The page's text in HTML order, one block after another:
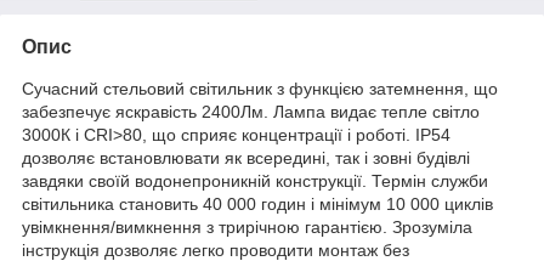
Опис
Сучасний стельовий світильник з функцією затемнення, що
забезпечує яскравість 2400Лм. Лампа видає тепле світло
3000К і CRI>80, що сприяє концентрації і роботі. IP54
дозволяє встановлювати як всередині, так і зовні будівлі
завдяки своїй водонепроникній конструкції. Термін служби
світильника становить 40 000 годин і мінімум 10 000 циклів
увімкнення/вимкнення з трирічною гарантією. Зрозуміла
інструкція дозволяє легко проводити монтаж без